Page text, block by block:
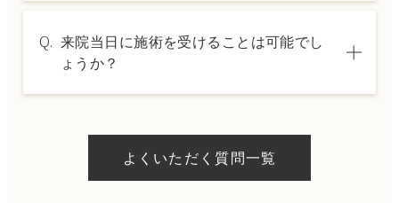
した分割払いも可能です。詳細は受付スタッ
フにお問い合わせください。
Q. 来院当日に施術を受けることは可能でし
ょうか？
ただける施術もございます。当日の施術をご
希望の場合は、ご予約の際にお気軽にご相談
よくいただく質問一覧